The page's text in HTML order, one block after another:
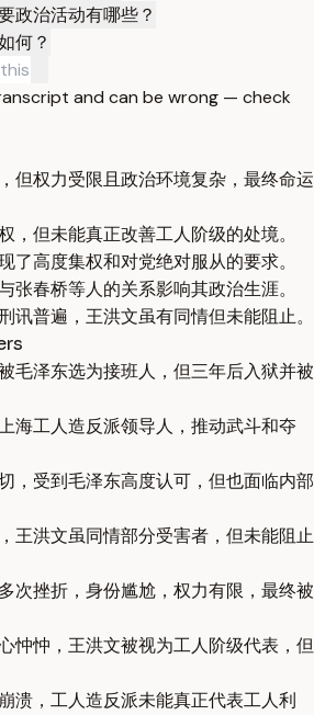
政治活动有哪些？
何？
and can be wrong — check
但权力受限且政治环境复杂，最终命运
，但未能真正改善工人阶级的处境。
了高度集权和对党绝对服从的要求。
张春桥等人的关系影响其政治生涯。
讯普遍，王洪文虽有同情但未能阻止。
毛泽东选为接班人，但三年后入狱并被
海工人造反派领导人，推动武斗和夺
，受到毛泽东高度认可，但也面临内部
王洪文虽同情部分受害者，但未能阻止
次挫折，身份尴尬，权力有限，最终被
忡忡，王洪文被视为工人阶级代表，但
溃，工人造反派未能真正代表工人利